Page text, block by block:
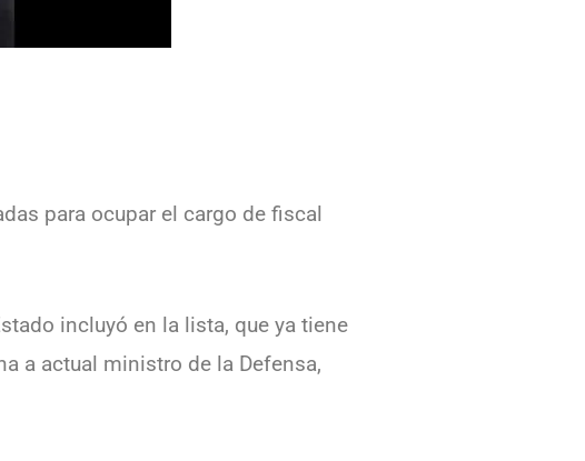
para ocupar el cargo de fiscal
incluyó en la lista, que ya tiene
a actual ministro de la Defensa,